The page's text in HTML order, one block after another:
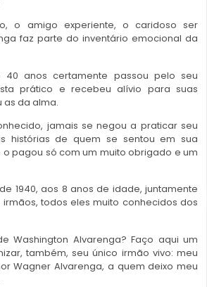
o amigo experiente, o caridoso ser
faz parte do inventário emocional da
anos certamente passou pelo seu
prático e recebeu alívio para suas
as da alma.
jamais se negou a praticar seu
histórias de quem se sentou em sua
pagou só com um muito obrigado e um
1940, aos 8 anos de idade, juntamente
todos eles muito conhecidos dos
Washington Alvarenga? Faço aqui um
também, seu único irmão vivo: meu
Wagner Alvarenga, a quem deixo meu